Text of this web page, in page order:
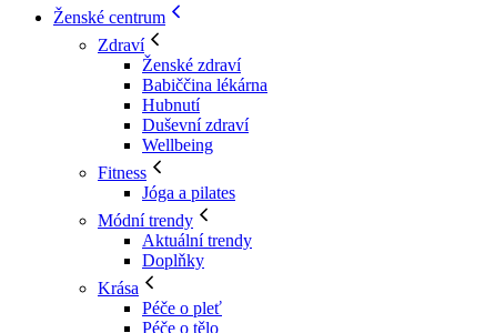
Ženské centrum
Zdraví
Ženské zdraví
Babiččina lékárna
Hubnutí
Duševní zdraví
Wellbeing
Fitness
Jóga a pilates
Módní trendy
Aktuální trendy
Doplňky
Krása
Péče o pleť
Péče o tělo